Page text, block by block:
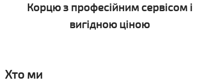
Корцю з професійним сервісом і
вигідною ціною
Хто ми